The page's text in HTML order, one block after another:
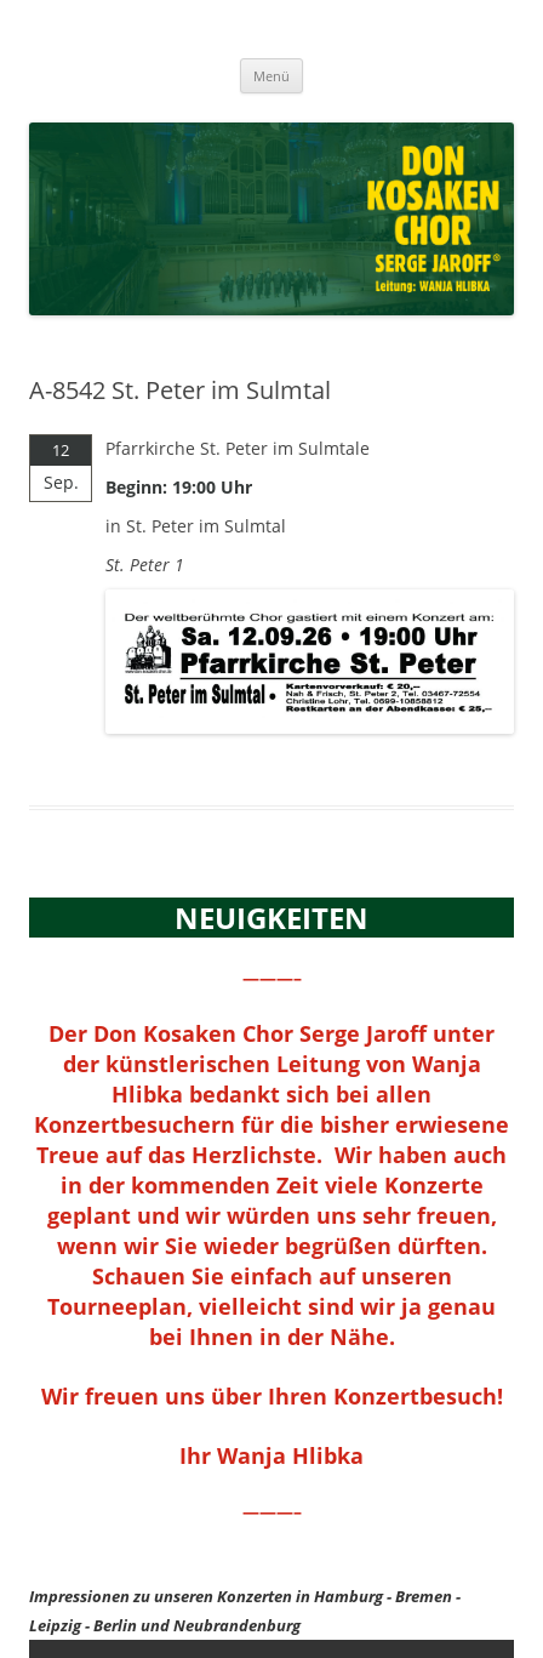
Leitung: Wanja Hlibka
Menü
A-8542 St. Peter im Sulmtal
12
Sep.
Pfarrkirche St. Peter im Sulmtale
Beginn: 19:00 Uhr
in St. Peter im Sulmtal
St. Peter 1
NEUIGKEITEN
———–
Der Don Kosaken Chor Serge Jaroff unter
der künstlerischen Leitung von Wanja
Hlibka bedankt sich bei allen
Konzertbesuchern für die bisher erwiesene
Treue auf das Herzlichste. Wir haben auch
in der kommenden Zeit viele Konzerte
geplant und wir würden uns sehr freuen,
wenn wir Sie wieder begrüßen dürften.
Schauen Sie einfach auf unseren
Tourneeplan, vielleicht sind wir ja genau
bei Ihnen in der Nähe.
Wir freuen uns über Ihren Konzertbesuch!
Ihr Wanja Hlibka
———–
Impressionen zu unseren Konzerten in Hamburg - Bremen -
Leipzig - Berlin und Neubrandenburg